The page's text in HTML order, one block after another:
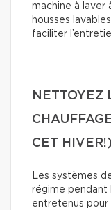
machine à laver
housses
faciliter
NETTOYEZ
CET
Les systèmes
régime pendant
entretenus pour